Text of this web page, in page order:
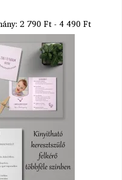
2 790 Ft - 4 490 Ft